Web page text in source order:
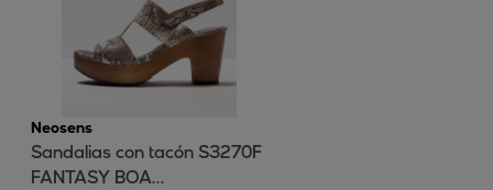
Neosens
Sandalias con tacón S3270F
FANTASY BOA